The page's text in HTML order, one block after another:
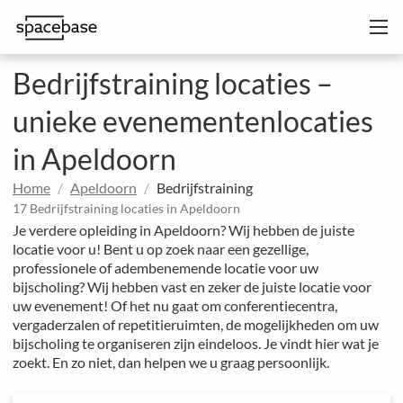
Bedrijfstraining locaties –
unieke evenementenlocaties
in Apeldoorn
Home Apeldoorn Bedrijfstraining
17 Bedrijfstraining locaties in Apeldoorn
Je verdere opleiding in Apeldoorn? Wij hebben de juiste
locatie voor u! Bent u op zoek naar een gezellige,
professionele of adembenemende locatie voor uw
bijscholing? Wij hebben vast en zeker de juiste locatie voor
uw evenement! Of het nu gaat om conferentiecentra,
vergaderzalen of repetitieruimten, de mogelijkheden om uw
bijscholing te organiseren zijn eindeloos. Je vindt hier wat je
zoekt. En zo niet, dan helpen we u graag persoonlijk.